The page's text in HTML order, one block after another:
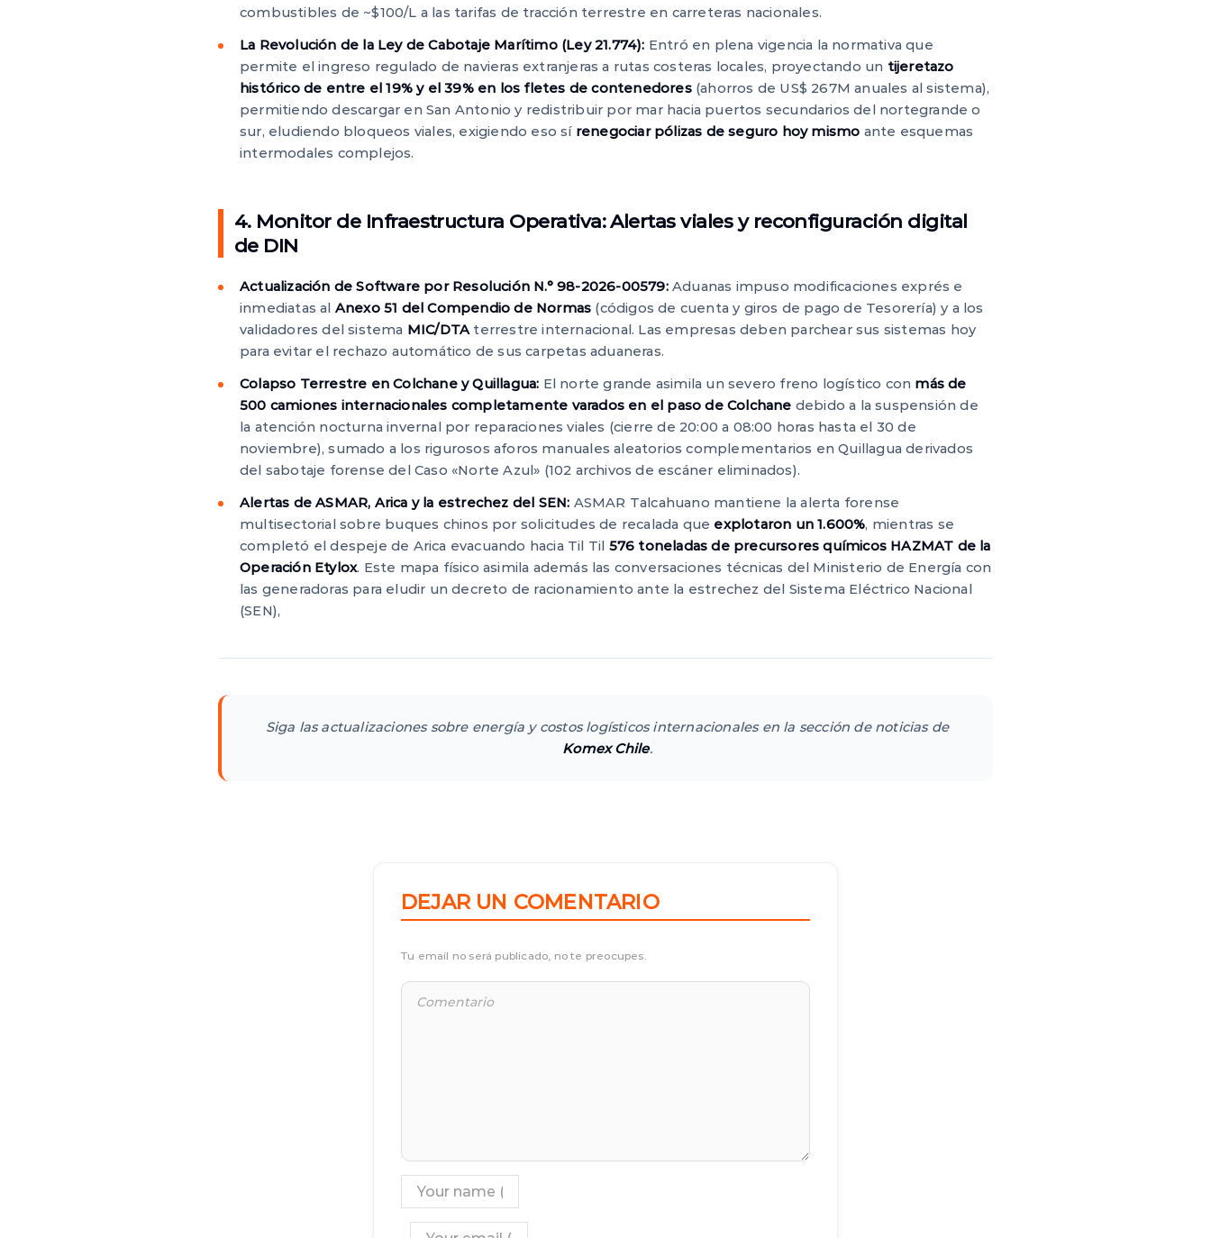
combustibles de ~$100/L a las tarifas de tracción terrestre en carreteras nacionales.
La Revolución de la Ley de Cabotaje Marítimo (Ley 21.774): Entró en plena vigencia la normativa que
permite el ingreso regulado de navieras extranjeras a rutas costeras locales, proyectando un tijeretazo
histórico de entre el 19% y el 39% en los fletes de contenedores(ahorros de US$ 267M anuales al sistema),
permitiendo descargar en San Antonio y redistribuir por mar hacia puertos secundarios del nortegrande o
sur, eludiendo bloqueos viales, exigiendo eso sí renegociar pólizas de seguro hoy mismo ante esquemas
intermodales complejos.
4. Monitor de Infraestructura Operativa: Alertas viales y reconfiguración digital
de DIN
Actualización de Software por Resolución N.° 98-2026-00579:Aduanas impuso modificaciones exprés e
inmediatas al Anexo 51 del Compendio de Normas (códigos de cuenta y giros de pago de Tesorería) y a los
validadores del sistema MIC/DTAterrestre internacional. Las empresas deben parchear sus sistemas hoy
para evitar el rechazo automático de sus carpetas aduaneras.
Colapso Terrestre en Colchane y Quillagua: El norte grande asimila un severo freno logístico con más de
500 camiones internacionales completamente varados en el paso de Colchane debido a la suspensión de
la atención nocturna invernal por reparaciones viales (cierre de 20:00 a 08:00 horas hasta el 30 de
noviembre), sumado a los rigurosos aforos manuales aleatorios complementarios en Quillagua derivados
del sabotaje forense del Caso «Norte Azul» (102 archivos de escáner eliminados).
Alertas de ASMAR, Arica y la estrechez del SEN: ASMAR Talcahuano mantiene la alerta forense
multisectorial sobre buques chinos por solicitudes de recalada que explotaron un 1.600%, mientras se
completó el despeje de Arica evacuando hacia Til Til 576 toneladas de precursores químicos HAZMAT de la
Operación Etylox. Este mapa físico asimila además las conversaciones técnicas del Ministerio de Energía con
las generadoras para eludir un decreto de racionamiento ante la estrechez del Sistema Eléctrico Nacional
(SEN),
Siga las actualizaciones sobre energía y costos logísticos internacionales en la sección de noticias de
Komex Chile.
DEJAR UN COMENTARIO
Tu email no será publicado, no te preocupes.